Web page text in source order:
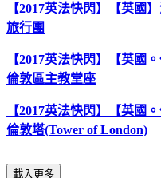
【2017英法快閃】【英國
旅行團
【2017英法快閃】【英國
倫敦區主教堂座
【2017英法快閃】【英國
倫敦塔(Tower of London)
載入更多